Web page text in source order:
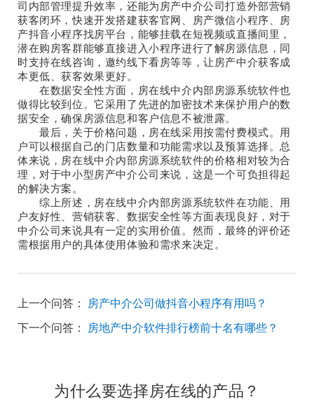
司内部管理提升效率，还能为房产中介公司打造外部营销
获客闭环，快速开发搭建获客官网、房产微信小程序、房
产抖音小程序找房平台，能够挂载在短视频或直播间里，
潜在购房客群能够直接进入小程序进行了解房源信息，同
时支持在线咨询，邀约线下看房等等，让房产中介获客成
本更低、获客效果更好。
在数据安全性方面，房在线中介内部房源系统软件也
做得比较到位。它采用了先进的加密技术来保护用户的数
据安全，确保房源信息和客户信息不被泄露。
最后，关于价格问题，房在线采用按需付费模式。用
户可以根据自己的门店数量和功能需求以及预算选择。总
体来说，房在线中介内部房源系统软件的价格相对较为合
理，对于中小型房产中介公司来说，这是一个可负担得起
的解决方案。
综上所述，房在线中介内部房源系统软件在功能、用
户友好性、营销获客、数据安全性等方面表现良好，对于
中介公司来说具有一定的实用价值。然而，最终的评价还
需根据用户的具体使用体验和需求来决定。
上一个问答： 房产中介公司做抖音小程序有用吗？
下一个问答： 房地产中介软件排行榜前十名有哪些？
为什么要选择房在线的产品？